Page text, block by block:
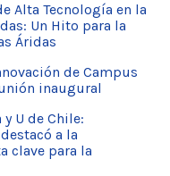
Alta Tecnología en la
Un Hito para la
Áridas
de Campus
inaugural
U de Chile:
a la
clave para la